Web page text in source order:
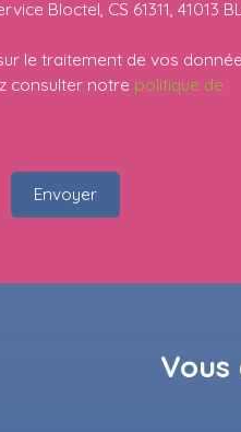
Bloctel, CS 61311, 41013
le traitement de vos
consulter notre politique de
Envoyer